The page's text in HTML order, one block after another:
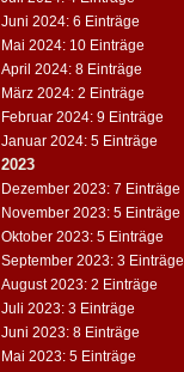
Juni 2024: 6 Einträge
Mai 2024: 10 Einträge
April 2024: 8 Einträge
März 2024: 2 Einträge
Februar 2024: 9 Einträge
Januar 2024: 5 Einträge
2023
Dezember 2023: 7 Einträge
November 2023: 5 Einträge
Oktober 2023: 5 Einträge
September 2023: 3 Einträge
August 2023: 2 Einträge
Juli 2023: 3 Einträge
Juni 2023: 8 Einträge
Mai 2023: 5 Einträge